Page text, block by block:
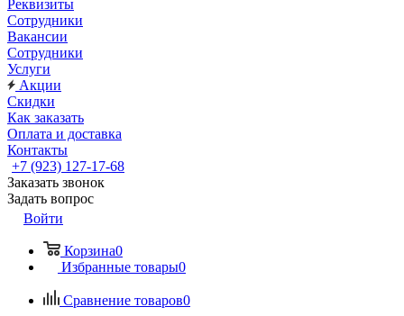
Реквизиты
Сотрудники
Вакансии
Сотрудники
Услуги
Акции
Скидки
Как заказать
Оплата и доставка
Контакты
+7 (923) 127-17-68
Заказать звонок
Задать вопрос
Войти
Корзина0
Избранные товары0
Сравнение товаров0